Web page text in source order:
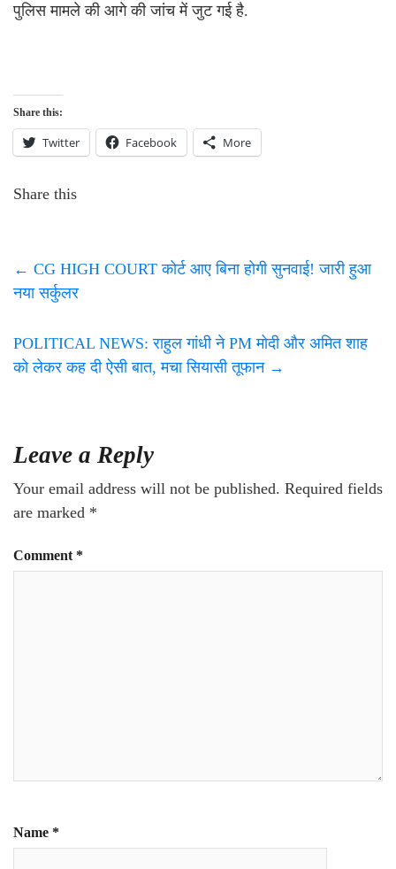
पुलिस मामले की आगे की जांच में जुट गई है.
Share this:
Twitter Facebook More
Share this
← CG HIGH COURT कोर्ट आए बिना होगी सुनवाई! जारी हुआ
नया सर्कुलर
POLITICAL NEWS: राहुल गांधी ने PM मोदी और अमित शाह
को लेकर कह दी ऐसी बात, मचा सियासी तूफान →
Leave a Reply
Your email address will not be published. Required fields
are marked *
Comment *
Name *